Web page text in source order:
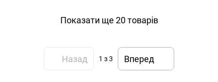
Показати ще 20 товарів
Назад 1 з 3 Вперед